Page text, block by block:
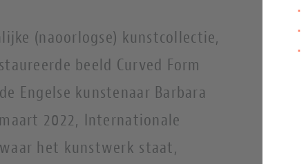
(naoorlogse) kunstcollectie,
beeld Curved Form
Engelse kunstenaar Barbara
2022, Internationale
het kunstwerk staat,